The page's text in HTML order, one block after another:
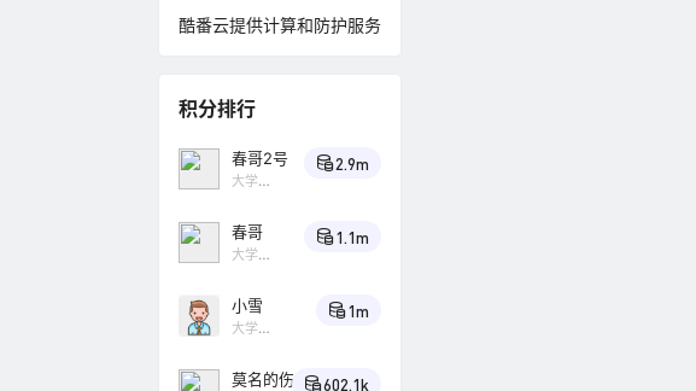
酷番云提供计算和防护服务
积分排行
春哥2号
大学
2.9m
春哥
大学
灵鸟
1.1m
小雪
大学
乌鸦
1m
莫名的伤 602.1k